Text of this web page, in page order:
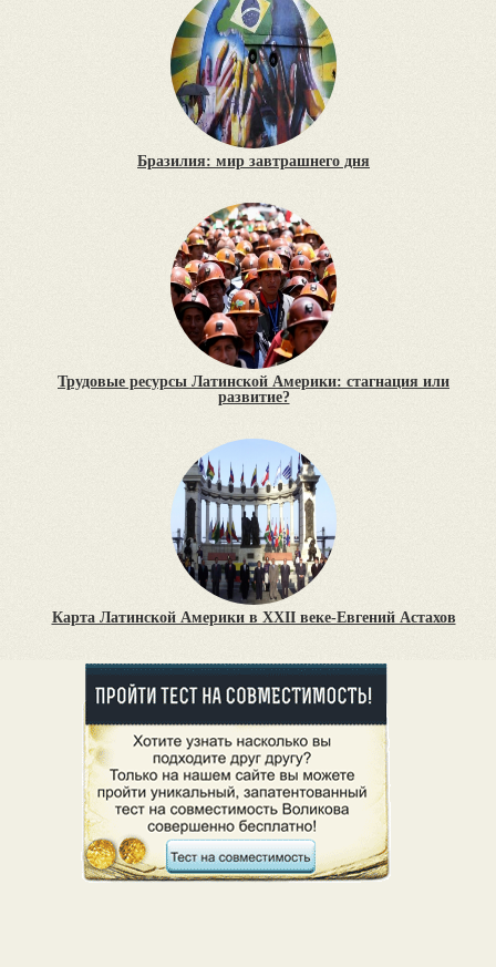
Бразилия: мир завтрашнего дня
Трудовые ресурсы Латинской Америки: стагнация или
развитие?
Карта Латинской Америки в XXII веке-Евгений Астахов